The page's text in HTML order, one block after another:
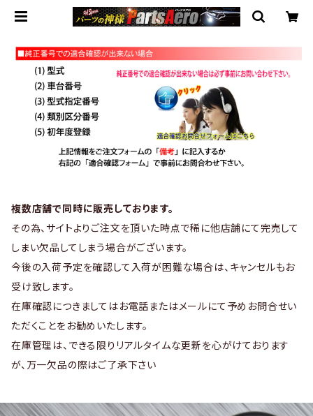
複数店舗で同時に販売しております。
その為、サイトよりご注文を頂いた時点で稀に他店舗にて完売して
しまい欠品してしまう場合がございます。
今後の入荷予定を確認して入荷が困難な場合は、キャンセルもお
受け致します。
在庫確認につきましてはお電話またはメールにて予めお問合せい
ただくことをお勧めいたします。
在庫管理は、できる限りリアルタイムな更新を心がけております
が、万一欠品の際はご了承下さい